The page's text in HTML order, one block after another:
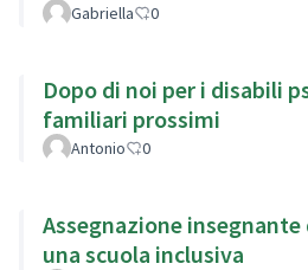
Gabriella 0
Dopo di noi per i disabili
familiari prossimi
Antonio 0
Assegnazione
una scuola inclusiva